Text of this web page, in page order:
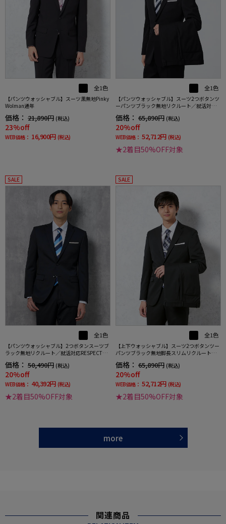
全1色
【パンツウォッシャブル】スーツ黒無地Pinky
Wolman通年
価格： 21,890円 (税込)
23%off
WEB価格： 16,900円 (税込)
全1色
【パンツウォッシャブル】スーツ2つボタンツ
ーパンツブラック無地リクルート／就活対応R
ESPECTNERO通年【定番】【スリムデザイ
ン】
価格： 65,890円 (税込)
20%off
WEB価格： 52,712円 (税込)
★2着目50%OFF対象
SALE
全1色
【パンツウォッシャブル】2つボタンスーツブ
ラック無地リクルート／就活対応RESPECTNE
RO通年【定番】【スリムデザイン】
価格： 50,490円 (税込)
20%off
WEB価格： 40,392円 (税込)
★2着目50%OFF対象
SALE
全1色
【上下ウォッシャブル】スーツ2つボタンツー
パンツブラック無地脚長スリムリクルート／
就活対応RESPECTNERO通年【定番】【スリ
ムデザイン】
価格： 65,890円 (税込)
20%off
WEB価格： 52,712円 (税込)
★2着目50%OFF対象
more
関連商品